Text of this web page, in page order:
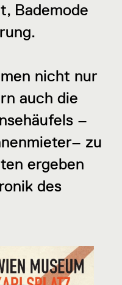
Bademode
nicht nur
auch die
–
zu
ergeben
des